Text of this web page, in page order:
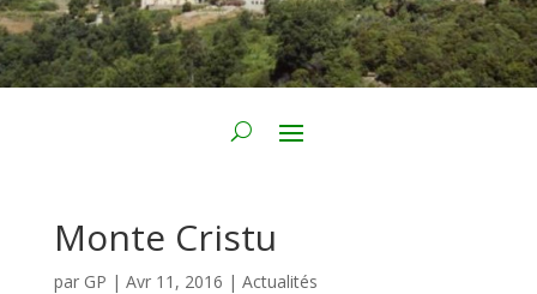
Monte Cristu
par GP | Avr 11, 2016 | Actualités